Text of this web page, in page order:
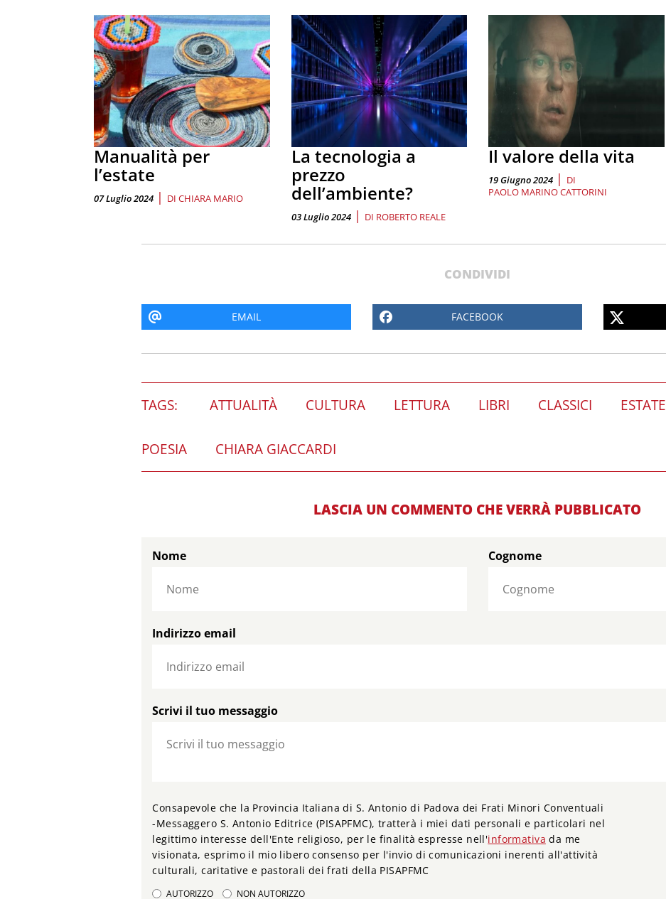
Manualità per
l’estate
07 Luglio 2024 | DI CHIARA MARIO
La tecnologia a
prezzo
dell’ambiente?
03 Luglio 2024 | DI ROBERTO REALE
Il valore della vita
19 Giugno 2024 | DI
PAOLO MARINO CATTORINI
CONDIVIDI
EMAIL FACEBOOK
TAGS: ATTUALITÀ CULTURA LETTURA LIBRI CLASSICI ESTATE
POESIA CHIARA GIACCARDI
LASCIA UN COMMENTO CHE VERRÀ PUBBLICATO
Nome Cognome
Indirizzo email
Scrivi il tuo messaggio
Consapevole che la Provincia Italiana di S. Antonio di Padova dei Frati Minori Conventuali
-Messaggero S. Antonio Editrice (PISAPFMC), tratterà i miei dati personali e particolari nel
legittimo interesse dell'Ente religioso, per le finalità espresse nell'informativa da me
visionata, esprimo il mio libero consenso per l'invio di comunicazioni inerenti all'attività
culturali, caritative e pastorali dei frati della PISAPFMC
AUTORIZZO NON AUTORIZZO